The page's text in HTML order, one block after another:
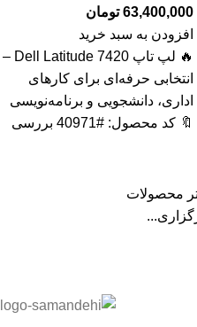
63,400,000 تومان
افزودن به سبد خرید
🔥 لپ تاپ Dell Latitude 7420 –
انتخابی حرفه‌ای برای کارهای
اداری، دانشجویی و برنامه‌نویسی
🔖 کد محصول: #40971 بررسی
محصولات